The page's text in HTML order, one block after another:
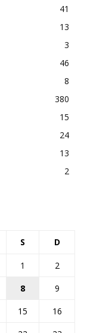
41
13
3
46
8
380
15
24
13
2
S D
1
2
8
9
15
16